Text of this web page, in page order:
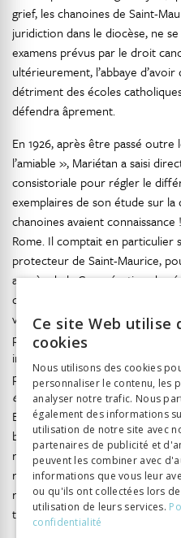
grief, les chanoines de Saint-
juridiction dans le diocèse, ne
examens prévus par le droit
ultérieurement, l’abbaye
détriment des écoles
défendra âprement.
En 1926, après être passé
l’amiable », Mariétan a saisi
consistoriale pour régler le
exemplaires de son étude sur
chanoines avaient
Rome. Il comptait en particulier
protecteur de Saint-Maurice,
auprès de la Congrégation des
d’État du Vatican. Mais le
venu tout bouleverser
.
position où le moindre
interprété comme une
par les chanoines du chapitre
empiétements» incessants des
Bernard et de Saint-Maurice.
bénéfices réguliers (les
réguliers), ils réclament une
régulières et séculières et
renoncent à leur privilège de
telles que Monthey et
Ce site Web utilise
cookies
Nous utilisons des cookies
personnaliser le contenu, les
analyser notre trafic. Nous
également des informations
utilisation de notre site avec
partenaires de publicité et
peuvent les combiner avec
informations que vous leur
ou qu'ils ont collectées lors
utilisation de leurs services.
confidentialité